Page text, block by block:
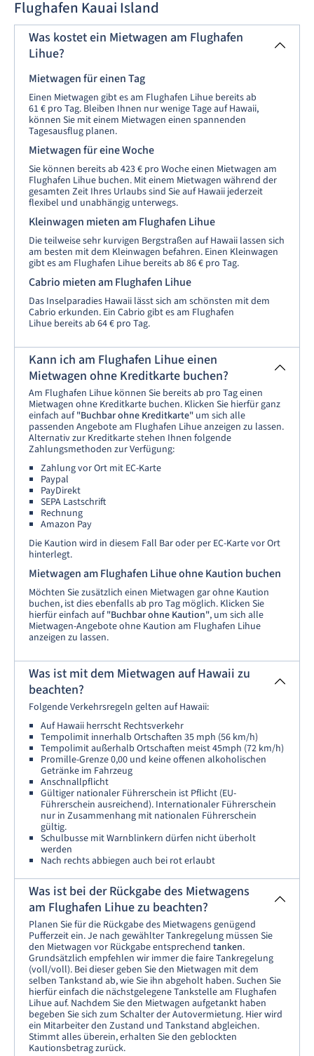
Flughafen Kauai Island
Was kostet ein Mietwagen am Flughafen
Lihue?
Mietwagen für einen Tag
Einen Mietwagen gibt es am Flughafen Lihue bereits ab
61 € pro Tag. Bleiben Ihnen nur wenige Tage auf Hawaii,
können Sie mit einem Mietwagen einen spannenden
Tagesausflug planen.
Mietwagen für eine Woche
Sie können bereits ab 423 € pro Woche einen Mietwagen am
Flughafen Lihue buchen. Mit einem Mietwagen während der
gesamten Zeit Ihres Urlaubs sind Sie auf Hawaii jederzeit
flexibel und unabhängig unterwegs.
Kleinwagen mieten am Flughafen Lihue
Die teilweise sehr kurvigen Bergstraßen auf Hawaii lassen sich
am besten mit dem Kleinwagen befahren. Einen Kleinwagen
gibt es am Flughafen Lihue bereits ab 86 € pro Tag.
Cabrio mieten am Flughafen Lihue
Das Inselparadies Hawaii lässt sich am schönsten mit dem
Cabrio erkunden. Ein Cabrio gibt es am Flughafen
Lihue bereits ab 64 € pro Tag.
Kann ich am Flughafen Lihue einen
Mietwagen ohne Kreditkarte buchen?
Am Flughafen Lihue können Sie bereits ab pro Tag einen
Mietwagen ohne Kreditkarte buchen. Klicken Sie hierfür ganz
einfach auf"Buchbar ohne Kreditkarte" um sich alle
passenden Angebote am Flughafen Lihue anzeigen zu lassen.
Alternativ zur Kreditkarte stehen Ihnen folgende
Zahlungsmethoden zur Verfügung:
Zahlung vor Ort mit EC-Karte
Paypal
PayDirekt
SEPA Lastschrift
Rechnung
Amazon Pay
Die Kaution wird in diesem Fall Bar oder per EC-Karte vor Ort
hinterlegt.
Mietwagen am Flughafen Lihue ohne Kaution buchen
Möchten Sie zusätzlich einen Mietwagen gar ohne Kaution
buchen, ist dies ebenfalls ab pro Tag möglich. Klicken Sie
hierfür einfach auf"Buchbar ohne Kaution", um sich alle
Mietwagen-Angebote ohne Kaution am Flughafen Lihue
anzeigen zu lassen.
Was ist mit dem Mietwagen auf Hawaii zu
beachten?
Folgende Verkehrsregeln gelten auf Hawaii:
Auf Hawaii herrscht Rechtsverkehr
Tempolimit innerhalb Ortschaften 35 mph (56 km/h)
Tempolimit außerhalb Ortschaften meist 45mph (72 km/h)
Promille-Grenze 0,00 und keine offenen alkoholischen
Getränke im Fahrzeug
Anschnallpflicht
Gültiger nationaler Führerschein ist Pflicht (EU-
Führerschein ausreichend). Internationaler Führerschein
nur in Zusammenhang mit nationalen Führerschein
gültig.
Schulbusse mit Warnblinkern dürfen nicht überholt
werden
Nach rechts abbiegen auch bei rot erlaubt
Was ist bei der Rückgabe des Mietwagens
am Flughafen Lihue zu beachten?
Planen Sie für die Rückgabe des Mietwagens genügend
Pufferzeit ein. Je nach gewählter Tankregelung müssen Sie
den Mietwagen vor Rückgabe entsprechend tanken.
Grundsätzlich empfehlen wir immer die faire Tankregelung
(voll/voll). Bei dieser geben Sie den Mietwagen mit dem
selben Tankstand ab, wie Sie ihn abgeholt haben. Suchen Sie
hierfür einfach die nächstgelegene Tankstelle am Flughafen
Lihue auf. Nachdem Sie den Mietwagen aufgetankt haben
begeben Sie sich zum Schalter der Autovermietung. Hier wird
ein Mitarbeiter den Zustand und Tankstand abgleichen.
Stimmt alles überein, erhalten Sie den geblockten
Kautionsbetrag zurück.